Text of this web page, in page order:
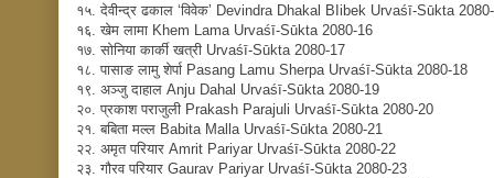
१५. देवीन्द्र ढकाल ‘विवेकʼ Devindra Dhakal BIibek Urvaśī-Sūkta
१६. खेम लामा Khem Lama Urvaśī-Sūkta 2080-16
१७. सोनिया कार्की खत्री Urvaśī-Sūkta 2080-17
१८. पासाङ लामु शेर्पा Pasang Lamu Sherpa Urvaśī-Sūkta 2080-18
१९. अञ्जु दाहाल Anju Dahal Urvaśī-Sūkta 2080-19
२०. प्रकाश पराजुली Prakash Parajuli Urvaśī-Sūkta 2080-20
२१. बबिता मल्ल Babita Malla Urvaśī-Sūkta 2080-21
२२. अमृत परियार Amrit Pariyar Urvaśī-Sūkta 2080-22
२३. गाैरव परियार Gaurav Pariyar Urvaśī-Sūkta 2080-23